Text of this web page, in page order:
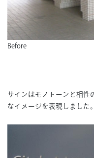
Before
サインはモノトーンと相性
なイメージを表現しました。